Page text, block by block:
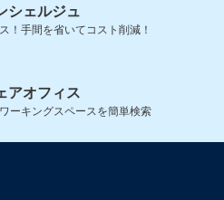
シェルジュ
！手間を省いてコスト削減！
アオフィス
ーキングスペースを簡単検索